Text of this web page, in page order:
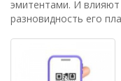
эмитентами. И влияют
разновидность его